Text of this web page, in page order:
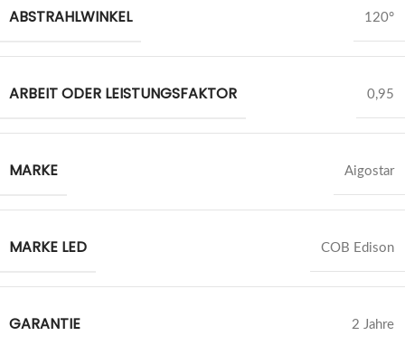
ABSTRAHLWINKEL 120°
ARBEIT ODER LEISTUNGSFAKTOR 0,95
MARKE Aigostar
MARKE LED COB Edison
GARANTIE 2 Jahre